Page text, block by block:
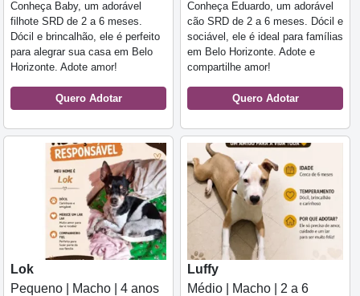
Conheça Baby, um adorável
filhote SRD de 2 a 6 meses.
Dócil e brincalhão, ele é perfeito
para alegrar sua casa em Belo
Horizonte. Adote amor!
Quero Adotar
Conheça Eduardo, um adorável
cão SRD de 2 a 6 meses. Dócil e
sociável, ele é ideal para famílias
em Belo Horizonte. Adote e
compartilhe amor!
Quero Adotar
Lok
Pequeno | Macho | 4 anos
Luffy
Médio | Macho | 2 a 6